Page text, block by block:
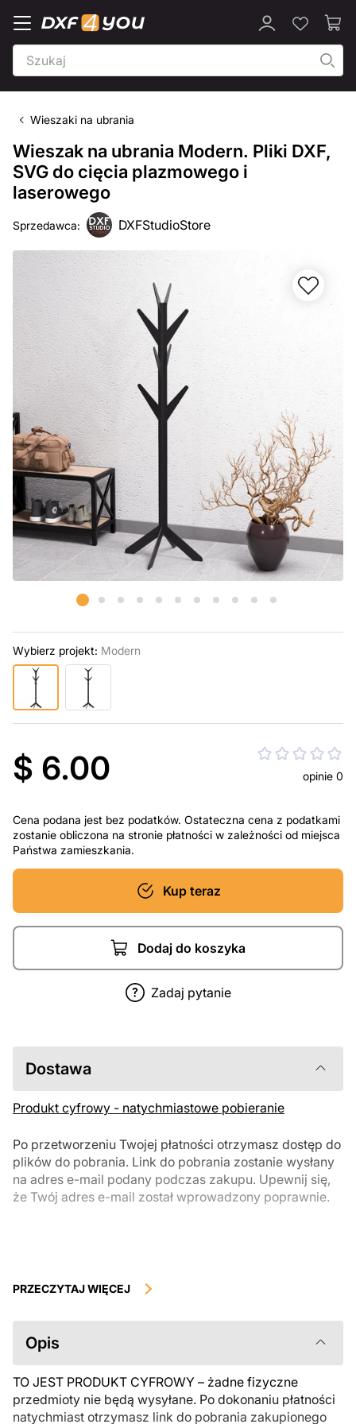
Wieszaki na ubrania
Wieszak na ubrania Modern. Pliki DXF,
SVG do cięcia plazmowego i
laserowego
Sprzedawca: DXFStudioStore
Wybierz projekt: Modern
$ 6.00 opinie 0
Cena podana jest bez podatków. Ostateczna cena z podatkami
zostanie obliczona na stronie płatności w zależności od miejsca
Państwa zamieszkania.
Kup teraz
Dodaj do koszyka
Zadaj pytanie
Dostawa
Produkt cyfrowy - natychmiastowe pobieranie
Po przetworzeniu Twojej płatności otrzymasz dostęp do
plików do pobrania. Link do pobrania zostanie wysłany
na adres e-mail podany podczas zakupu. Upewnij się,
że Twój adres e-mail został wprowadzony poprawnie.
podlegają zwrotowi ani wymianie po ich pobraniu. Zalecamy
przed zakupem. Jeśli masz jakiekolwiek problemy z zamówieniem,
skontaktuj się bezpośrednio ze sprzedawcą.
PRZECZYTAJ WIĘCEJ
Opis
TO JEST PRODUKT CYFROWY – żadne fizyczne
przedmioty nie będą wysyłane. Po dokonaniu płatności
natychmiast otrzymasz link do pobrania zakupionego